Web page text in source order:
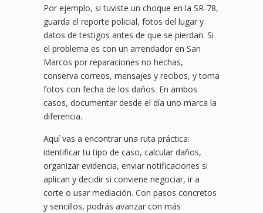
Por ejemplo, si tuviste un choque en la SR-78,
guarda el reporte policial, fotos del lugar y
datos de testigos antes de que se pierdan. Si
el problema es con un arrendador en San
Marcos por reparaciones no hechas,
conserva correos, mensajes y recibos, y toma
fotos con fecha de los daños. En ambos
casos, documentar desde el día uno marca la
diferencia.
Aquí vas a encontrar una ruta práctica:
identificar tu tipo de caso, calcular daños,
organizar evidencia, enviar notificaciones si
aplican y decidir si conviene negociar, ir a
corte o usar mediación. Con pasos concretos
y sencillos, podrás avanzar con más